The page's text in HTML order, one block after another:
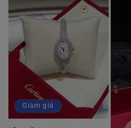
thường
Giảm giá